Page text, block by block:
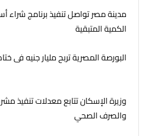
مدينة مصر تواصل تنفيذ برنامج شراء
الكمية المتبقية
البورصة المصرية تربح مليار جنيه فى
وزيرة الإسكان تتابع معدلات تنفيذ
والصرف الصحي